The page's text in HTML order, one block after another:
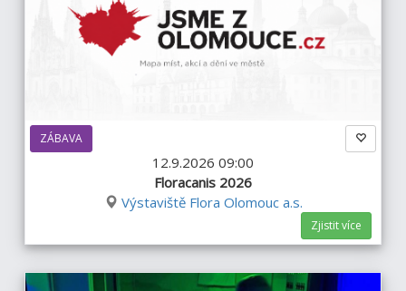
ZÁBAVA
12.9.2026 09:00
Floracanis 2026
Výstaviště Flora Olomouc a.s.
Zjistit více